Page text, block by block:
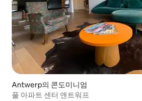
Antwerp의 콘도미니엄
풀 아파트 센터 앤트워프